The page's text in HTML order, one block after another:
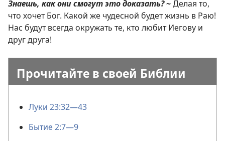
Знаешь, как они смогут это доказать?~Делая то,
что хочет Бог. Какой же чудесной будет жизнь в Раю!
Нас будут всегда окружать те, кто любит Иегову и
друг друга!
Прочитайте в своей Библии
Луки 23:32—43
Бытие 2:7—9